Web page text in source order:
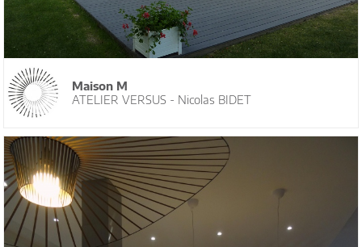
Maison M
ATELIER VERSUS - Nicolas BIDET